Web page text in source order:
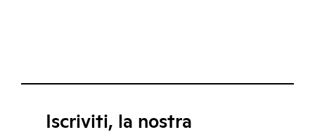
Iscriviti, la nostra